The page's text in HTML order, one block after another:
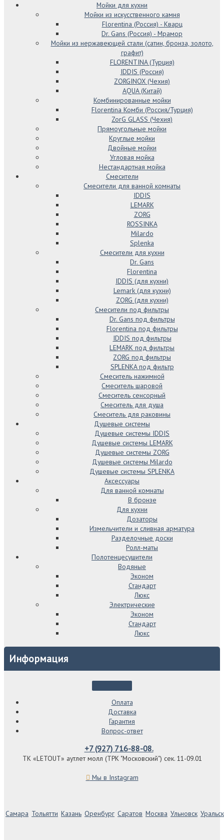
Мойки для кухни
Мойки из искусственного камня
Florentina (Россия) - Кварц
Dr. Gans (Россия) - Мрамор
Мойки из нержавеющей стали (сатин, бронза, золото,
графит)
FLORENTINA (Турция)
IDDIS (Россия)
ZORGINOX (Чехия)
AQUA (Китай)
Комбинированные мойки
Florentina Комби (Россия/Турция)
ZorG GLASS (Чехия)
Прямоугольные мойки
Круглые мойки
Двойные мойки
Угловая мойка
Нестандартная мойка
Смесители
Смесители для ванной комнаты
IDDIS
LEMARK
ZORG
ROSSINKA
Milardo
Splenka
Смесители для кухни
Dr. Gans
Florentina
IDDIS (для кухни)
Lemark (для кухни)
ZORG (для кухни)
Смесители под фильтры
Dr. Gans под фильтры
Florentina под фильтры
IDDIS под фильтры
LEMARK под фильтры
ZORG под фильтры
SPLENKA под фильтр
Смеситель нажимной
Смеситель шаровой
Смеситель сенсорный
Смеситель для душа
Смеситель для раковины
Душевые системы
Душевые системы IDDIS
Душевые системы LEMARK
Душевые системы ZORG
Душевые системы Milardo
Душевые системы SPLENKA
Аксессуары
Для ванной комнаты
В бронзе
Для кухни
Дозаторы
Измельчители и сливная арматура
Разделочные доски
Ролл-маты
Полотенцесушители
Водяные
Эконом
Стандарт
Люкс
Электрические
Эконом
Стандарт
Люкс
Информация
Оплата
Доставка
Гарантия
Вопрос-ответ
+7 (927) 716-88-08.
ТК «LETOUT» аутлет молл (ТРК "Московский") сек. 11-09.01
Мы в Instagram
Самара Тольятти Казань Оренбург Саратов Москва Ульновск Уральск